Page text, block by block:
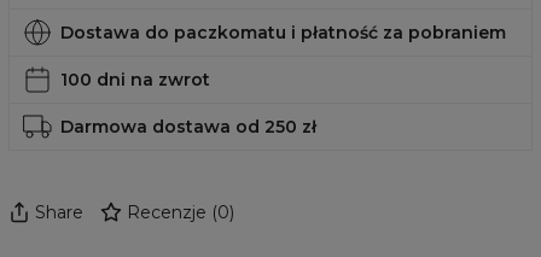
Dostawa do paczkomatu i płatność za pobraniem
100 dni na zwrot
Darmowa dostawa od 250 zł
Share Recenzje (0)